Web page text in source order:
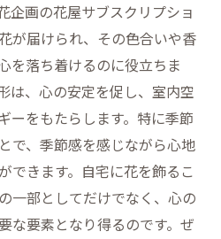
企画の花屋サブスクリプショ
が届けられ、その色合いや香
を落ち着けるのに役立ちま
は、心の安定を促し、室内空
ーをもたらします。特に季節
で、季節感を感じながら心地
できます。自宅に花を飾るこ
一部としてだけでなく、心の
な要素となり得るのです。ぜ